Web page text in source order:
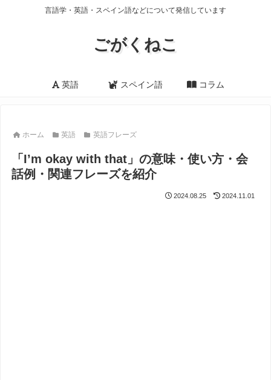
言語学・英語・スペイン語などについて発信しています
ごがくねこ
英語 スペイン語 コラム
ホーム 英語 英語フレーズ
「I’m okay with that」の意味・使い方・会
話例・関連フレーズを紹介
2024.08.25 2024.11.01